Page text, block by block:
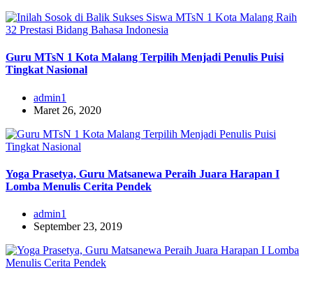
Guru MTsN 1 Kota Malang Terpilih Menjadi Penulis Puisi
Tingkat Nasional
admin1
Maret 26, 2020
Yoga Prasetya, Guru Matsanewa Peraih Juara Harapan I
Lomba Menulis Cerita Pendek
admin1
September 23, 2019